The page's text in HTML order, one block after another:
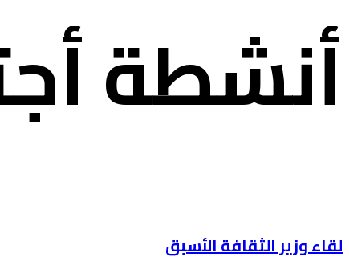
أنشطة
لقاء وزير الثقافة الأسبق